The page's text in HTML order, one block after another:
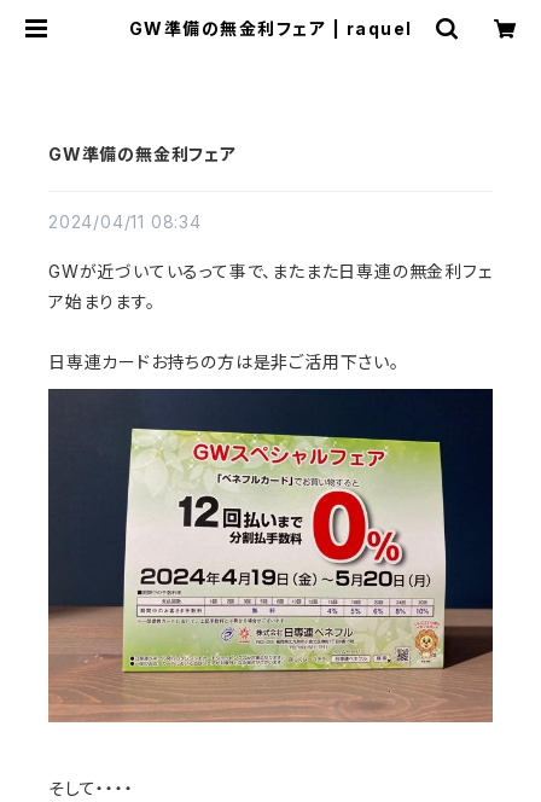
GW準備の無金利フェア | raquel
GW準備の無金利フェア
2024/04/11 08:34
GWが近づいているって事で、またまた日専連の無金利フェ
ア始まります。
日専連カードお持ちの方は是非ご活用下さい。
そして・・・・